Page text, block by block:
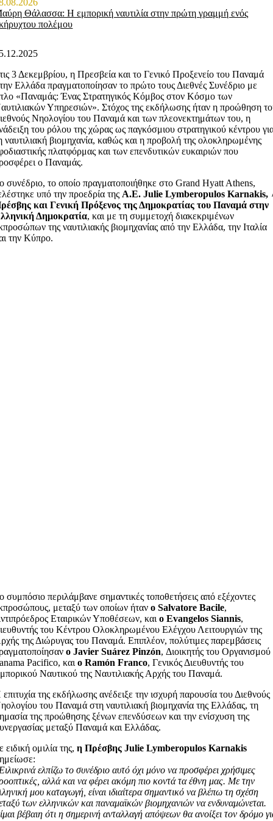
Θάλασσα: Η εμπορική ναυτιλία στην πρώτη γραμμή ενός
πολέμου
3 Δεκεμβρίου, η Πρεσβεία και το Γενικό Προξενείο του Παναμά
Ελλάδα πραγματοποίησαν το πρώτο τους Διεθνές Συνέδριο με
«Παναμάς: Ένας Στρατηγικός Κόμβος στον Κόσμο των
Υπηρεσιών». Στόχος της εκδήλωσης ήταν η προώθηση
Νηολογίου του Παναμά και των πλεονεκτημάτων του, η
του ρόλου της χώρας ως παγκόσμιου στρατηγικού κέντρου
ναυτιλιακή βιομηχανία, καθώς και η προβολή της ολοκληρωμένης
πλατφόρμας και των επενδυτικών ευκαιριών που
ο Παναμάς.
συνέδριο, το οποίο πραγματοποιήθηκε στο Grand Hyatt Athens,
υπό την προεδρία της A.E. Julie Lymberopulos Karnakis,
και Γενική Πρόξενος της Δημοκρατίας του Παναμά στην
Δημοκρατία, και με τη συμμετοχή διακεκριμένων
της ναυτιλιακής βιομηχανίας από την Ελλάδα, την Ιταλία
την Κύπρο.
συμπόσιο περιλάμβανε σημαντικές τοποθετήσεις από εξέχοντες
μεταξύ των οποίων ήτανο Salvatore Bacile,
Εταιρικών Υποθέσεων, καιο Evangelos Siannis,
του Κέντρου Ολοκληρωμένου Ελέγχου Λειτουργιών της
της Διώρυγας του Παναμά. Επιπλέον, πολύτιμες παρεμβάσεις
ο Javier Suárez Pinzón, Διοικητής του Οργανισμού
Pacifico, καιο Ramón Franco, Γενικός Διευθυντής του
Ναυτικού της Ναυτιλιακής Αρχής του Παναμά.
της εκδήλωσης ανέδειξε την ισχυρή παρουσία του Διεθνούς
του Παναμά στη ναυτιλιακή βιομηχανία της Ελλάδας, τη
της προώθησης ξένων επενδύσεων και την ενίσχυση της
μεταξύ Παναμά και Ελλάδας.
ειδική ομιλία της,η Πρέσβης Julie Lymberopulos Karnakis
ελπίζω το συνέδριο αυτό όχι μόνο να προσφέρει χρήσιμες
αλλά και να φέρει ακόμη πιο κοντά τα έθνη μας. Με την
μου καταγωγή, είναι ιδιαίτερα σημαντικό να βλέπω τη σχέση
των ελληνικών και παναμαϊκών βιομηχανιών να ενδυναμώνεται.
βέβαιη ότι η σημερινή ανταλλαγή απόψεων θα ανοίξει τον δρόμο